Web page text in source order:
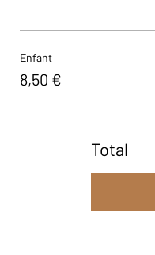
Enfant
8,50 €
Total